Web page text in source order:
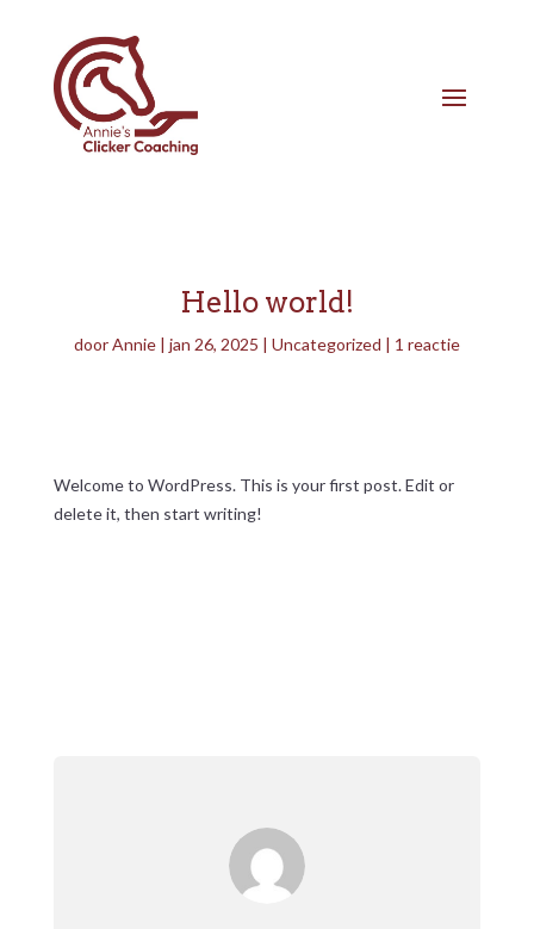
Hello world!
doorAnnie| jan 26, 2025 | Uncategorized | 1 reactie
Welcome to WordPress. This is your first post. Edit or
delete it, then start writing!